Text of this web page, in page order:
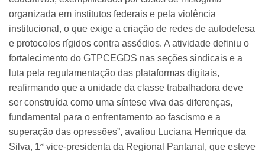
organizada em institutos federais e pela violência
institucional, o que exige a criação de redes de autodefesa
e protocolos rígidos contra assédios. A atividade definiu o
fortalecimento do GTPCEGDS nas seções sindicais e a
luta pela regulamentação das plataformas digitais,
reafirmando que a unidade da classe trabalhadora deve
ser construída como uma síntese viva das diferenças,
fundamental para o enfrentamento ao fascismo e a
superação das opressões”, avaliou Luciana Henrique da
Silva, 1ª vice-presidenta da Regional Pantanal, que esteve